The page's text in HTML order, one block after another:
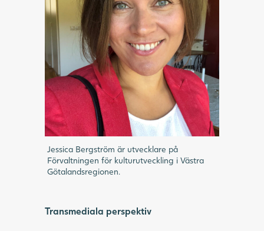
Jessica Bergström är utvecklare på
Förvaltningen för kulturutveckling i Västra
Götalandsregionen.
Transmediala perspektiv